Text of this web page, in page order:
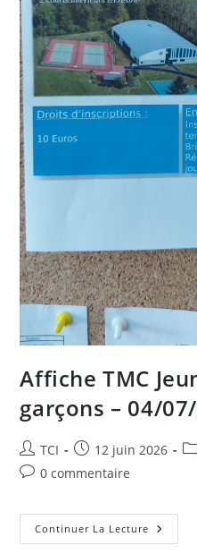
Affiche TMC
garçons – 04/
Auteur/autrice
de
TCI
Publication
publiée :
12 juin 2026
Commentaires
publication :
0 commentaire
Continuer La Lecture Affiche
TMC